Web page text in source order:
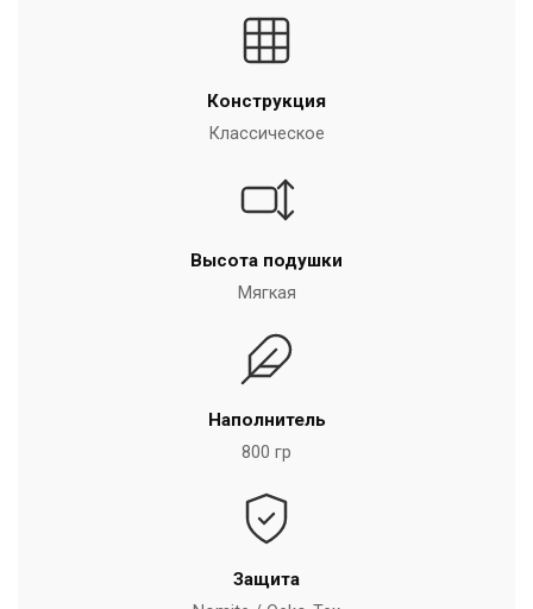
Конструкция
Классическое
Высота подушки
Мягкая
Наполнитель
800 гр
Защита